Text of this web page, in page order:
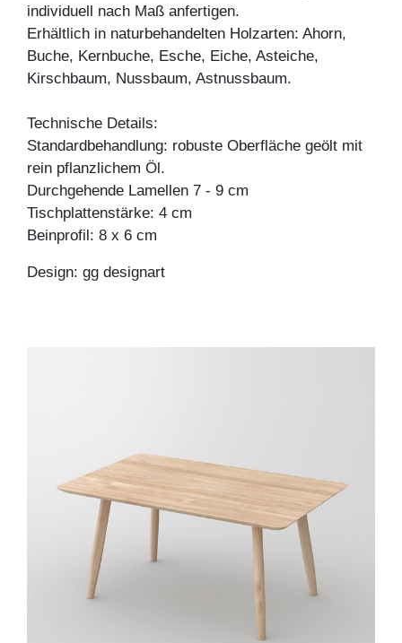
individuell nach Maß anfertigen.
Erhältlich in naturbehandelten Holzarten: Ahorn,
Buche, Kernbuche, Esche, Eiche, Asteiche,
Kirschbaum, Nussbaum, Astnussbaum.
Technische Details:
Standardbehandlung: robuste Oberfläche geölt mit
rein pflanzlichem Öl.
Durchgehende Lamellen 7 - 9 cm
Tischplattenstärke: 4 cm
Beinprofil: 8 x 6 cm
Design: gg designart